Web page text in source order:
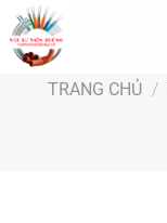
Bỏ
qua
nội
TRANG CHỦ /